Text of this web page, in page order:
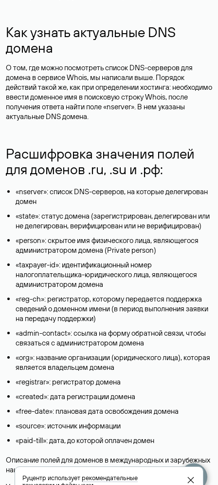
Как узнать актуальные DNS
домена
О том, где можно посмотреть список DNS-серверов для
домена в сервисе Whois, мы написали выше. Порядок
действий такой же, как при определении хостинга: необходимо
ввести доменное имя в поисковую строку Whois, после
получения ответа найти поле «nserver». В нем указаны
актуальные DNS домена.
Расшифровка значения полей
для доменов .ru, .su и .рф:
«nserver»: список DNS-серверов, на которые делегирован
домен
«state»: статус домена (зарегистрирован, делегирован или
не делегирован, верифицирован или не верифицирован)
«person»: скрытое имя физического лица, являющегося
администратором домена (Privatе person)
«taxpayer-id»: идентификационный номер
налогоплательщика-юридического лица, являющегося
администратором домена
«reg-ch»: регистратор, которому передается поддержка
сведений о доменном имени (в период выполнения заявки
на передачу поддержки)
«admin-contact»: ссылка на форму обратной связи, чтобы
связаться с администратором домена
«org»: название организации (юридического лица), которая
является владельцем домена
«registrar»: регистратор домена
«created»: дата регистрации домена
«free-date»: плановая дата освобождения домена
«source»: источник информации
«paid-till»: дата, до которой оплачен домен
Описание полей для доменов в международных и зарубежных
национальных доменах представлены в разделе «Помощь».
Руцентр используетрекомендательные